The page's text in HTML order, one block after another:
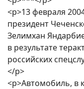
<p>13 февраля
президент
Зелимхан
в результате
российских
</p>
<p>Автомобиль, в